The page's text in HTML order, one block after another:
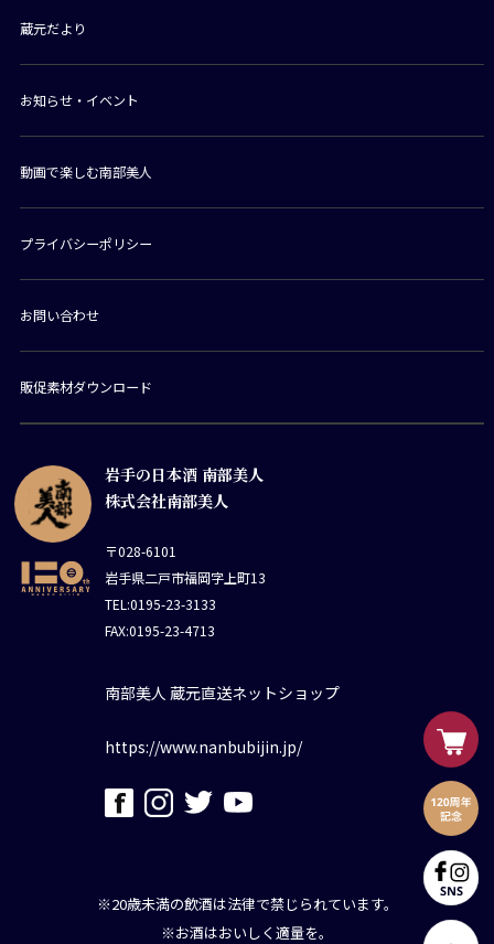
岩手の日本酒 南部美人
株式会社南部美人
〒028-6101
岩手県二戸市福岡字上町13
TEL:0195-23-3133
FAX:0195-23-4713
南部美人 蔵元直送ネットショップ
https://www.nanbubijin.jp/
蔵元だより
お知らせ・イベント
動画で楽しむ南部美人
プライバシーポリシー
お問い合わせ
販促素材ダウンロード
※20歳未満の飲酒は法律で禁じられています。
※お酒はおいしく適量を。